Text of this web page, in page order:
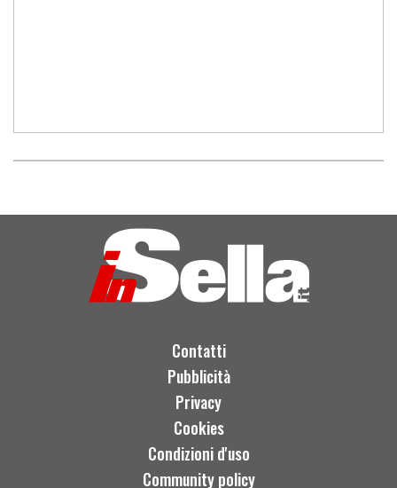
Contatti
Pubblicità
Privacy
Cookies
Condizioni d'uso
Community policy